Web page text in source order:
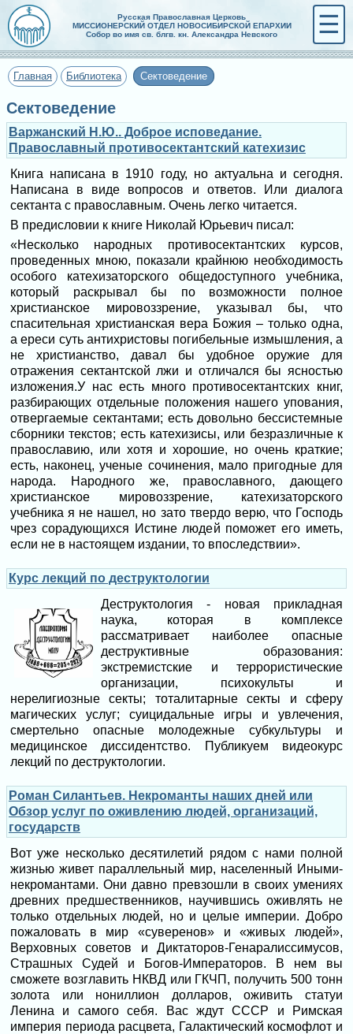
Русская Православная Церковь
МИССИОНЕРСКИЙ ОТДЕЛ НОВОСИБИРСКОЙ ЕПАРХИИ
Собор во имя св. блгв. кн. Александра Невского
☰
Главная Библиотека Сектоведение
Сектоведение
Варжанский Н.Ю.. Доброе исповедание.
Православный противосектантский катехизис
Книга написана в 1910 году, но актуальна и сегодня.
Написана в виде вопросов и ответов. Или диалога
сектанта с православным. Очень легко читается.
В предисловии к книге Николай Юрьевич писал:
«Несколько народных противосектантских курсов,
проведенных мною, показали крайнюю необходимость
особого катехизаторского общедоступного учебника,
который раскрывал бы по возможности полное
христианское мировоззрение, указывал бы, что
спасительная христианская вера Божия – только одна,
а ереси суть антихристовы погибельные измышления, а
не христианство, давал бы удобное оружие для
отражения сектантской лжи и отличался бы ясностью
изложения.У нас есть много противосектантских книг,
разбирающих отдельные положения нашего упования,
отвергаемые сектантами; есть довольно бессистемные
сборники текстов; есть катехизисы, или безразличные к
православию, или хотя и хорошие, но очень краткие;
есть, наконец, ученые сочинения, мало пригодные для
народа. Народного же, православного, дающего
христианское мировоззрение, катехизаторского
учебника я не нашел, но зато твердо верю, что Господь
чрез сорадующихся Истине людей поможет его иметь,
если не в настоящем издании, то впоследствии».
Курс лекций по деструктологии
Деструктология - новая прикладная
наука, которая в комплексе
рассматривает наиболее опасные
деструктивные образования:
экстремистские и террористические
организации, психокульты и
нерелигиозные секты; тоталитарные секты и сферу
магических услуг; суицидальные игры и увлечения,
смертельно опасные молодежные субкультуры и
медицинское диссидентство. Публикуем видеокурс
лекций по деструктологии.
Роман Силантьев. Некроманты наших дней или
Обзор услуг по оживлению людей, организаций,
государств
Вот уже несколько десятилетий рядом с нами полной
жизнью живет параллельный мир, населенный Иными-
некромантами. Они давно превзошли в своих умениях
древних предшественников, научившись оживлять не
только отдельных людей, но и целые империи. Добро
пожаловать в мир «суверенов» и «живых людей»,
Верховных советов и Диктаторов-Генаралиссимусов,
Страшных Судей и Богов-Императоров. В нем вы
сможете возглавить НКВД или ГКЧП, получить 500 тонн
золота или нониллион долларов, оживить статуи
Ленина и самого себя. Вас ждут СССР и Римская
империя периода расцвета, Галактический космофлот и